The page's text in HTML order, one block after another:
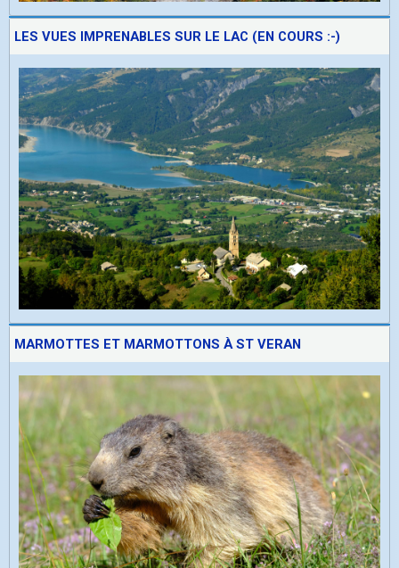
LES VUES IMPRENABLES SUR LE LAC (EN COURS :-)
MARMOTTES ET MARMOTTONS À ST VERAN